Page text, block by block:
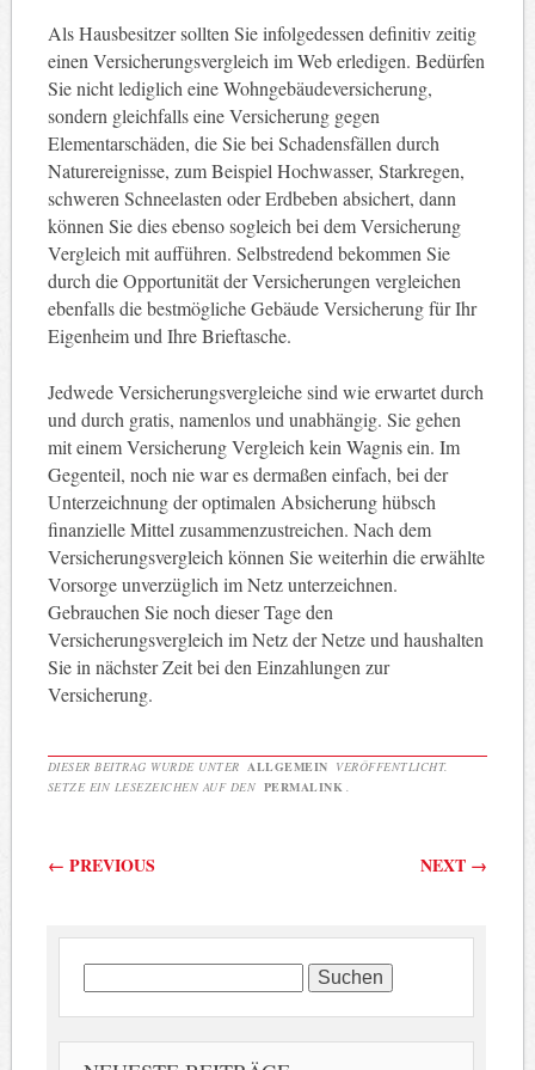
Als Hausbesitzer sollten Sie infolgedessen definitiv zeitig
einen Versicherungsvergleich im Web erledigen. Bedürfen
Sie nicht lediglich eine Wohngebäudeversicherung,
sondern gleichfalls eine Versicherung gegen
Elementarschäden, die Sie bei Schadensfällen durch
Naturereignisse, zum Beispiel Hochwasser, Starkregen,
schweren Schneelasten oder Erdbeben absichert, dann
können Sie dies ebenso sogleich bei dem Versicherung
Vergleich mit aufführen. Selbstredend bekommen Sie
durch die Opportunität der Versicherungen vergleichen
ebenfalls die bestmögliche Gebäude Versicherung für Ihr
Eigenheim und Ihre Brieftasche.
Jedwede Versicherungsvergleiche sind wie erwartet durch
und durch gratis, namenlos und unabhängig. Sie gehen
mit einem Versicherung Vergleich kein Wagnis ein. Im
Gegenteil, noch nie war es dermaßen einfach, bei der
Unterzeichnung der optimalen Absicherung hübsch
finanzielle Mittel zusammenzustreichen. Nach dem
Versicherungsvergleich können Sie weiterhin die erwählte
Vorsorge unverzüglich im Netz unterzeichnen.
Gebrauchen Sie noch dieser Tage den
Versicherungsvergleich im Netz der Netze und haushalten
Sie in nächster Zeit bei den Einzahlungen zur
Versicherung.
DIESER BEITRAG WURDE UNTER ALLGEMEIN VERÖFFENTLICHT.
SETZE EIN LESEZEICHEN AUF DEN PERMALINK
Beitragsnavigation
← PREVIOUS NEXT →
nach: